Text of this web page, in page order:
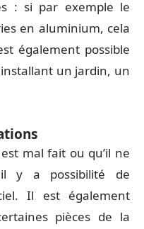
: si par exemple le
en aluminium, cela
également possible
installant un jardin, un
mal fait ou qu’il ne
y a possibilité de
Il est également
pièces de la